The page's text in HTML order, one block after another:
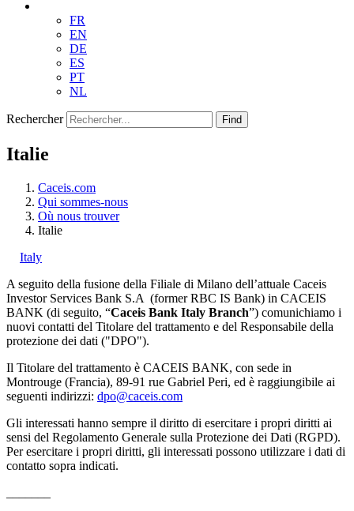
FR
EN
DE
ES
PT
NL
Rechercher Find
Italie
Caceis.com
Qui sommes-nous
Où nous trouver
Italie
Italy
A seguito della fusione della Filiale di Milano dell’attuale Caceis
Investor Services Bank S.A (former RBC IS Bank) in CACEIS
BANK (di seguito, “Caceis Bank Italy Branch”) comunichiamo i
nuovi contatti del Titolare del trattamento e del Responsabile della
protezione dei dati ("DPO").
Il Titolare del trattamento è CACEIS BANK, con sede in
Montrouge (Francia), 89-91 rue Gabriel Peri, ed è raggiungibile ai
seguenti indirizzi: dpo@caceis.com
Gli interessati hanno sempre il diritto di esercitare i propri diritti ai
sensi del Regolamento Generale sulla Protezione dei Dati (RGPD).
Per esercitare i propri diritti, gli interessati possono utilizzare i dati di
contatto sopra indicati.